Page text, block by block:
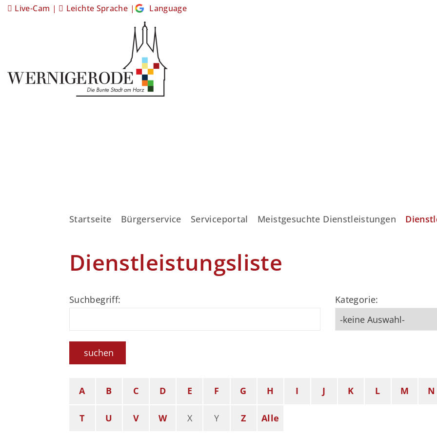
Live-Cam | Leichte Sprache | Language
Startseite Bürgerservice Serviceportal Meistgesuchte Dienstleistungen
Dienstleistungsliste
Suchbegriff: Kategorie:
suchen
A B C D E F G H I J K L M N
T U V W X Y Z Alle